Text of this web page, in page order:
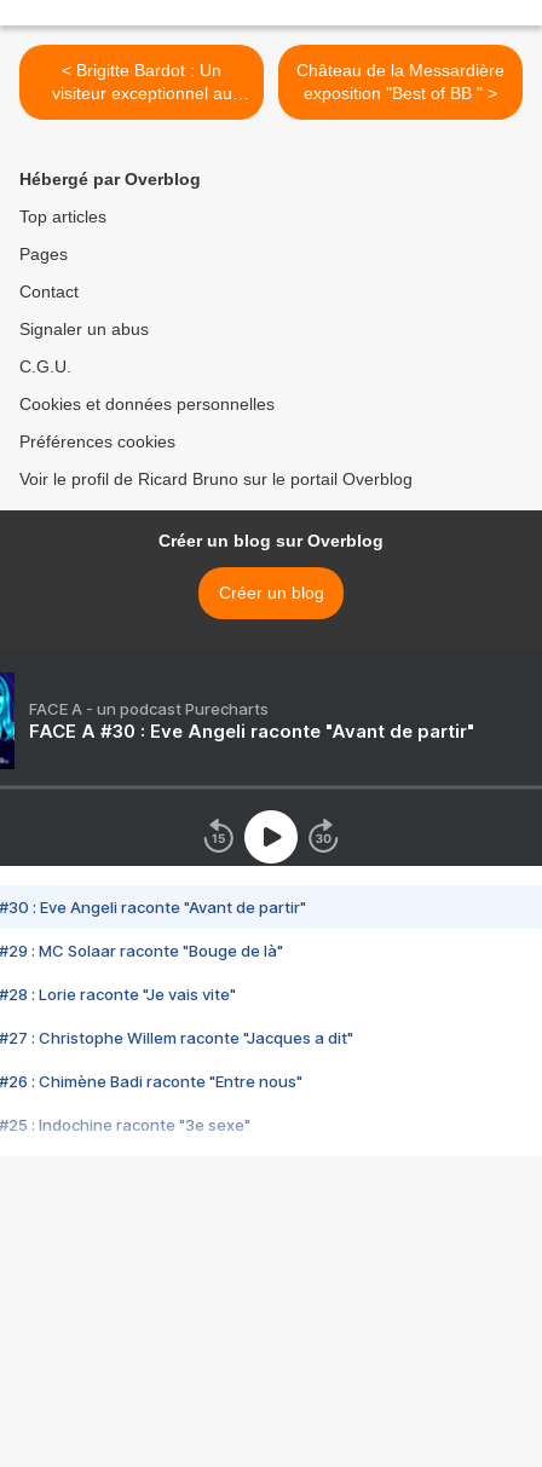
< Brigitte Bardot : Un
visiteur exceptionnel au
château de la Messardière
Château de la Messardière
exposition "Best of BB " >
Hébergé par Overblog
Top articles
Pages
Contact
Signaler un abus
C.G.U.
Cookies et données personnelles
Préférences cookies
Voir le profil de Ricard Bruno sur le portail Overblog
Créer un blog sur Overblog
Créer un blog
FACE A - un podcast Purecharts
FACE A #30 : Eve Angeli raconte "Avant de partir"
#30 : Eve Angeli raconte "Avant de partir"
#29 : MC Solaar raconte "Bouge de là"
#28 : Lorie raconte "Je vais vite"
#27 : Christophe Willem raconte "Jacques a dit"
#26 : Chimène Badi raconte "Entre nous"
#25 : Indochine raconte "3e sexe"